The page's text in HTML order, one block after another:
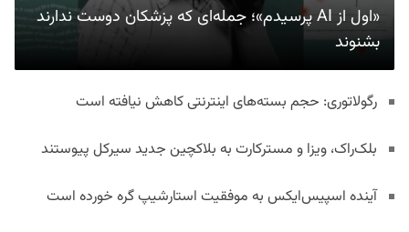
«اول از AI پرسیدم»؛ جمله‌ای که پزشکان دوست ندارند
بشنوند
رگولاتوری: حجم بسته‌های اینترنتی کاهش نیافته است
بلک‌راک، ویزا و مسترکارت به بلاکچین جدید سیرکل پیوستند
آینده اسپیس‌ایکس به موفقیت استارشیپ گره خورده است